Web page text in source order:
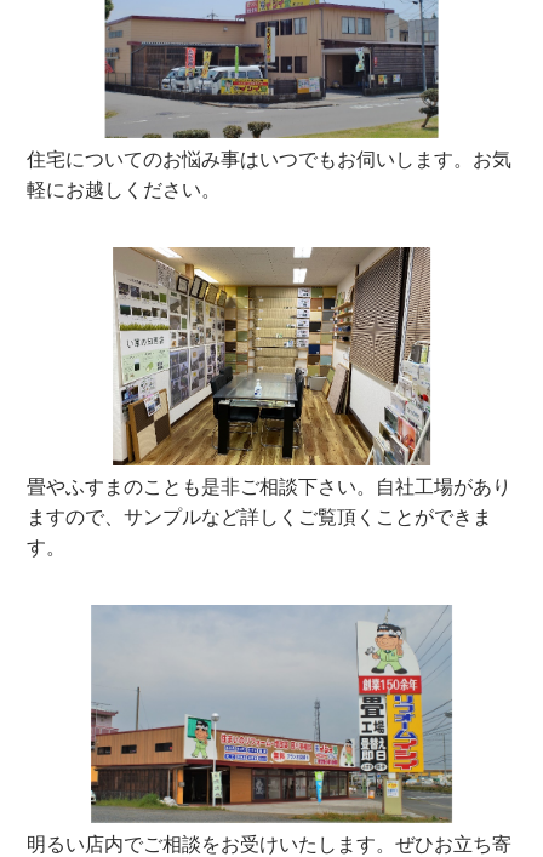
住宅についてのお悩み事はいつでもお伺いします。お気
軽にお越しください。
畳やふすまのことも是非ご相談下さい。自社工場があり
ますので、サンプルなど詳しくご覧頂くことができま
す。
明るい店内でご相談をお受けいたします。ぜひお立ち寄